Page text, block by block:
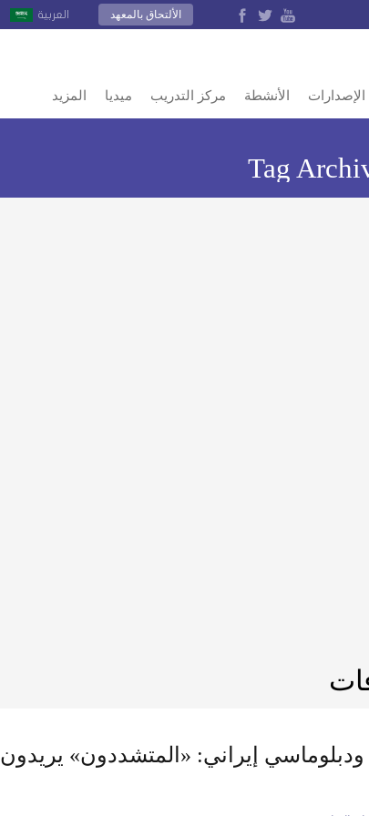
العربية الألتحاق بالمعهد
الإصدارات الأنشطة مركز التدريب ميديا المزيد
Tag
إيراني: «المتشددون» يريدون